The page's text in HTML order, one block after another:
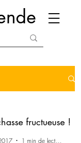
fructueuse !
1 min de lecture